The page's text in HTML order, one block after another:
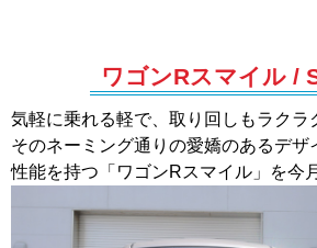
ワゴンRスマイル /
気軽に乗れる軽で、取り回しもラクラ
そのネーミング通りの愛嬌のあるデザ
性能を持つ「ワゴンRスマイル」を今